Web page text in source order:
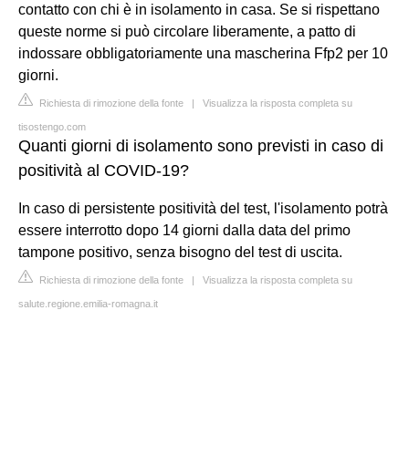
contatto con chi è in isolamento in casa. Se si rispettano
queste norme si può circolare liberamente, a patto di
indossare obbligatoriamente una mascherina Ffp2 per 10
giorni.
Richiesta di rimozione della fonte | Visualizza la risposta completa su
tisostengo.com
Quanti giorni di isolamento sono previsti in caso di
positività al COVID-19?
In caso di persistente positività del test, l'isolamento potrà
essere interrotto dopo 14 giorni dalla data del primo
tampone positivo, senza bisogno del test di uscita.
Richiesta di rimozione della fonte | Visualizza la risposta completa su
salute.regione.emilia-romagna.it